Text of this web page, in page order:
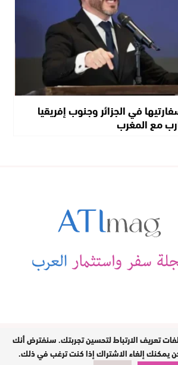
في الجزائر وجنوب إفريقيا
مع المغرب
الحقوق
تعريف الارتباط لتحسين تجربتك. سنفترض أنك
يمكنك إلغاء الاشتراك إذا كنت ترغب في ذلك.